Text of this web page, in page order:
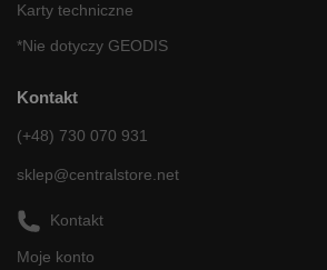
Karty techniczne
*Nie dotyczy GEODIS
Kontakt
(+48) 730 070 931
sklep@centralstore.net
Kontakt
Moje konto